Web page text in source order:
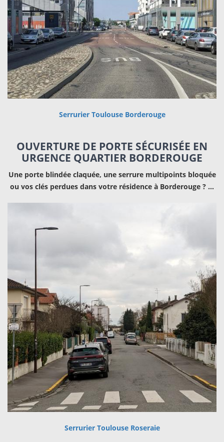
Serrurier Toulouse Borderouge
OUVERTURE DE PORTE SÉCURISÉE EN
URGENCE QUARTIER BORDEROUGE
Une porte blindée claquée, une serrure multipoints bloquée
ou vos clés perdues dans votre résidence à Borderouge ? …
Serrurier Toulouse Roseraie